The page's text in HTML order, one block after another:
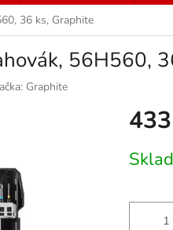
36 ks, Graphite
56H560,
Graphite
cena: